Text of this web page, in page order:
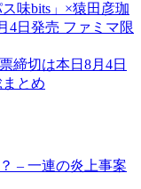
味bits」×猿田彦珈
4日発売 ファミマ限
締切は本日8月4日
とめ
– 一連の炎上事案